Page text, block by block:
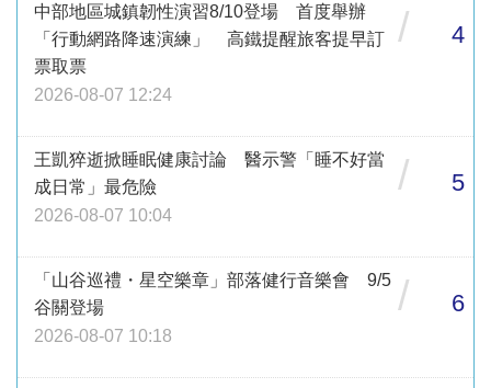
中部地區城鎮韌性演習8/10登場 首度舉辦
「行動網路降速演練」 高鐵提醒旅客提早訂
票取票
2026-08-07 12:24
/ 4
王凱猝逝掀睡眠健康討論 醫示警「睡不好當
成日常」最危險
2026-08-07 10:04
/ 5
「山谷巡禮・星空樂章」部落健行音樂會 9/5
谷關登場
2026-08-07 10:18
/ 6